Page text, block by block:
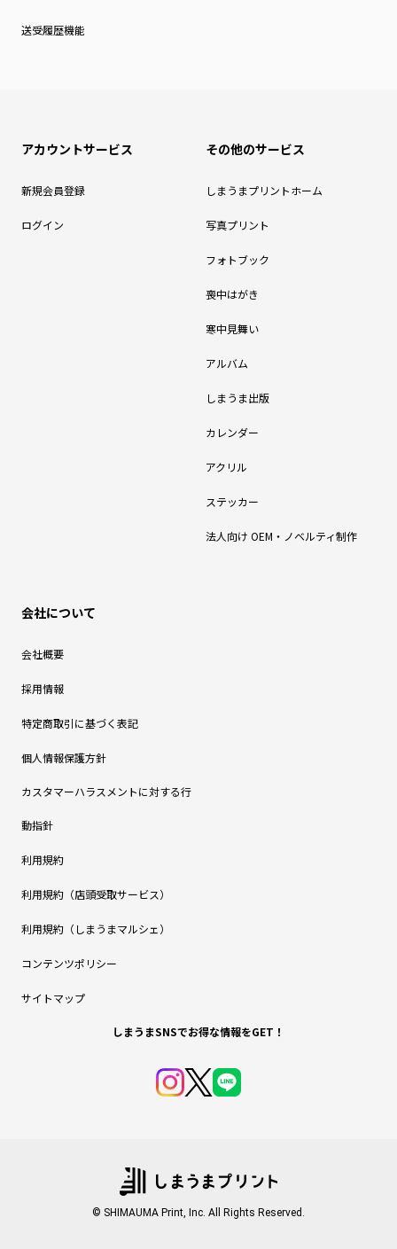
送受履歴機能
アカウントサービス
新規会員登録
ログイン
その他のサービス
しまうまプリントホーム
写真プリント
フォトブック
喪中はがき
寒中見舞い
アルバム
しまうま出版
カレンダー
アクリル
ステッカー
法人向け OEM・ノベルティ制作
会社について
会社概要
採用情報
特定商取引に基づく表記
個人情報保護方針
カスタマーハラスメントに対する行
動指針
利用規約
利用規約（店頭受取サービス）
利用規約（しまうまマルシェ）
コンテンツポリシー
サイトマップ
しまうまSNSでお得な情報をGET！
© SHIMAUMA Print, Inc. All Rights Reserved.